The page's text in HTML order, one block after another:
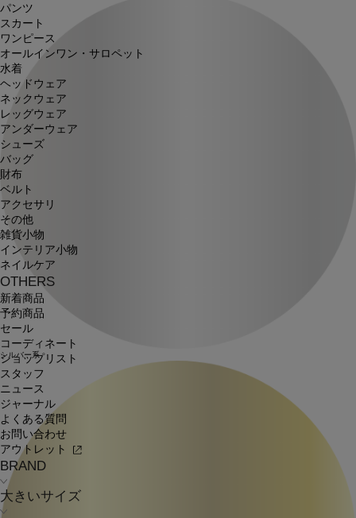
パンツ
スカート
ワンピース
オールインワン・サロペット
水着
ヘッドウェア
ネックウェア
レッグウェア
アンダーウェア
シューズ
バッグ
財布
ベルト
アクセサリ
その他
雑貨小物
インテリア小物
ネイルケア
OTHERS
新着商品
予約商品
セール
コーディネート
ショップリスト
スタッフ
ニュース
ジャーナル
よくある質問
お問い合わせ
アウトレット
BRAND
大きいサイズ
シルバー系